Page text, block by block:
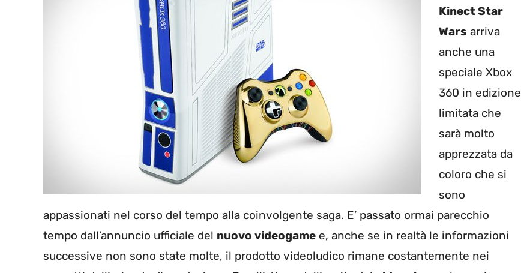
Kinect Star
Wars arriva
anche una
speciale Xbox
360 in edizione
limitata che
sarà molto
apprezzata da
coloro che si
sono
appassionati nel corso del tempo alla coinvolgente saga. E’ passato ormai parecchio
tempo dall’annuncio ufficiale del nuovo videogame e, anche se in realtà le informazioni
successive non sono state molte, il prodotto videoludico rimane costantemente nei